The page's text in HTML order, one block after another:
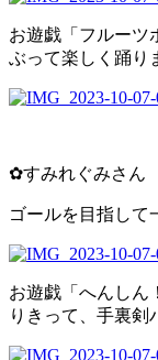
お遊戯「フルーツ
ぶって楽しく踊り
✿すみれぐみさん
ゴールを目指して
お遊戯「へんし
りきって、手裏剣